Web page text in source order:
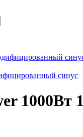
синус
1000Вт